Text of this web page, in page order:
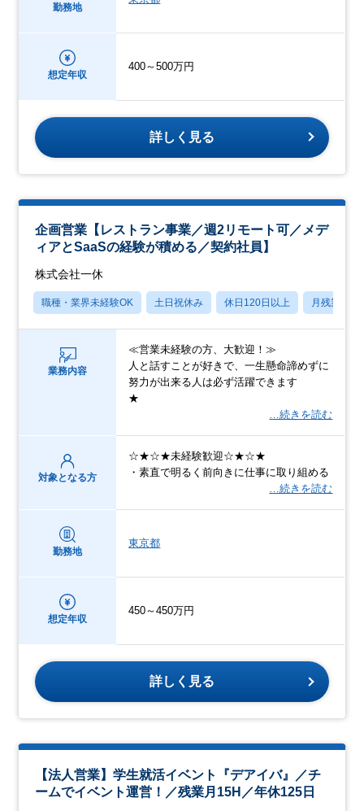
勤務地
想定年収
400～500万円
詳しく見る
企画営業【レストラン事業／週2リモート可／メデ
ィアとSaaSの経験が積める／契約社員】
株式会社一休
職種・業界未経験OK 土日祝休み 休日120日以上 月残業20
業務内容
≪営業未経験の方、大歓迎！≫
人と話すことが好きで、一生懸命諦めずに
努力が出来る人は必ず活躍できます
★
…続きを読む
対象となる方
☆★☆★未経験歓迎☆★☆★
・素直で明るく前向きに仕事に取り組める
…続きを読む
勤務地
東京都
想定年収
450～450万円
詳しく見る
【法人営業】学生就活イベント『デアイバ』／チ
ームでイベント運営！／残業月15H／年休125日